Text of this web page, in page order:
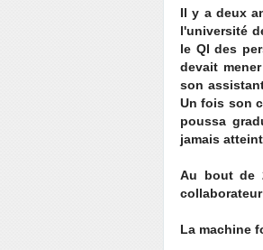
Il y a deux
l'université
le QI des
devait
son
Un fois son
poussa
jamais
Au bout de
La machine